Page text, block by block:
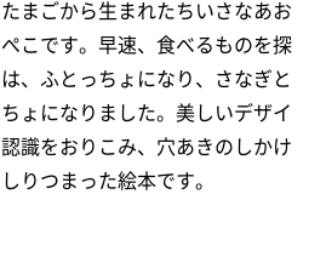
まごから生まれたちいさなあお
こです。早速、食べるものを探
、ふとっちょになり、さなぎと
ょになりました。美しいデザイ
識をおりこみ、穴あきのしかけ
りつまった絵本です。